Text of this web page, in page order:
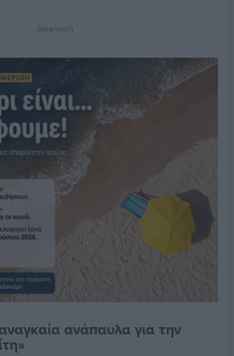
Διαφήμιση
ανάπαυλα για την